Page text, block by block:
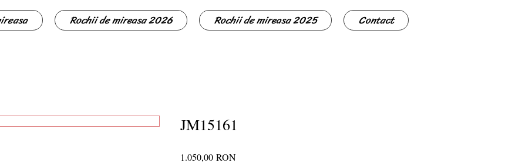
Rochii de mireasa 2026 Rochii de mireasa 2025 Contact
JM15161
1.050,00 RONPrice